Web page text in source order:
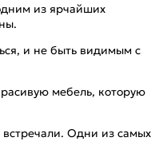
из ярчайших
и не быть видимым с
мебель, которую
Одни из самых